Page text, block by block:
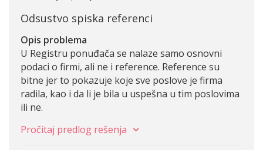
Odsustvo spiska referenci
Opis problema
U Registru ponuđača se nalaze samo osnovni
podaci o firmi, ali ne i reference. Reference su
bitne jer to pokazuje koje sve poslove je firma
radila, kao i da li je bila u uspešna u tim poslovima
ili ne.
Pročitaj predlog rešenja